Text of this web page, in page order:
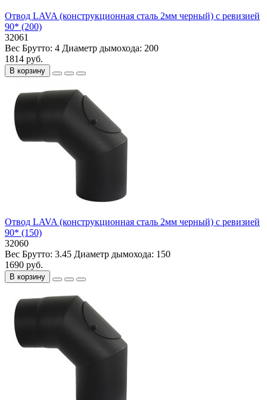
Отвод LAVA (конструкционная сталь 2мм черный) с ревизией
90* (200)
32061
Вес Брутто: 4 Диаметр дымохода: 200
1814 руб.
В корзину
Отвод LAVA (конструкционная сталь 2мм черный) с ревизией
90* (150)
32060
Вес Брутто: 3.45 Диаметр дымохода: 150
1690 руб.
В корзину